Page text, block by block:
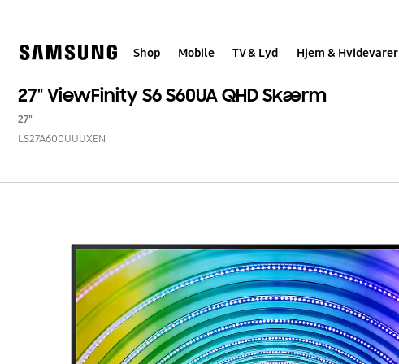
Shop Mobile TV & Lyd Hjem & Hvidevarer
27" ViewFinity S6 S60UA QHD Skærm
27"
LS27A600UUUXEN